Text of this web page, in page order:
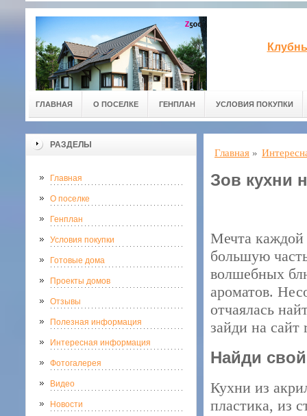
ГЛАВНАЯ О ПОСЕЛКЕ ГЕНПЛАН УСЛОВИЯ ПОКУПКИ
РАЗДЕЛЫ
Главная
О поселке
Генплан
Условия покупки
Готовые дома
Проекты домов
Отзывы
Полезная информация
Интересная информация
Фотогалерея
Видео
Новости
Главная »
Зов кухни
Мечта каждой
большую
волшебных
ароматов.
отчаялась
зайди на
Найди
Кухни из
пластика, из